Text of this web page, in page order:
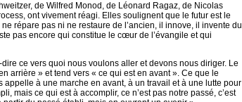
de Wilfred Monod, de Léonard Ragaz, de Nicolas
ont vivement réagi. Elles soulignent que le futur est le
répare pas ni ne restaure de l’ancien, il innove, il invente du
pas encore qui constitue le cœur de l’évangile et qui
ce vers quoi nous voulons aller et devons nous diriger. Le
arrière » et tend vers « ce qui est en avant ». Ce que le
appelle à une marche en avant, à un travail et à une lutte pour
mais ce qui est à accomplir, ce n’est pas notre passé, c’est